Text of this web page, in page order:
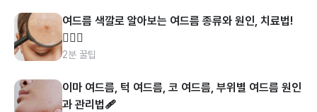
여드름 색깔로 알아보는 여드름 종류와 원인, 치료법!
👩🏻‍⚕️
2분 꿀팁
이마 여드름, 턱 여드름, 코 여드름, 부위별 여드름 원인
과 관리법🩹